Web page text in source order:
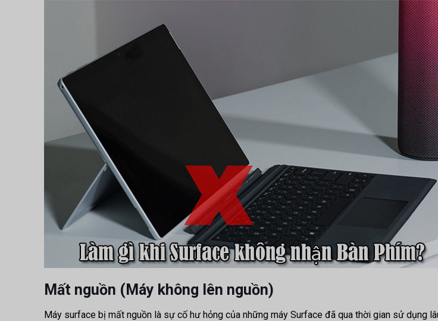
Mất nguồn (Máy không lên nguồn)
Máy surface bị mất nguồn là sự cố hư hỏng của những máy Surface đã qua thời gian sử dụng